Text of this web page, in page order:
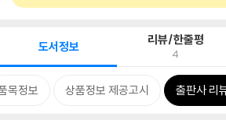
도서정보 리뷰/한줄평
4
목정보 상품정보 제공고시 출판사 리